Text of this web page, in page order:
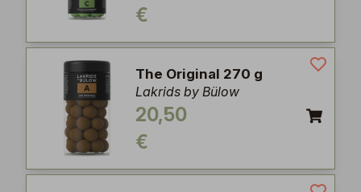
€
The Original 270 g
Lakrids by Bülow
20,50
€